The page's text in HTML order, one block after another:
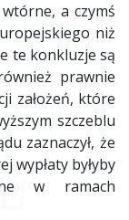
a czymś
niż
te konkluzje są
prawnie
założeń, które
szczeblu
zaznaczył, że
wypłaty byłyby
w ramach